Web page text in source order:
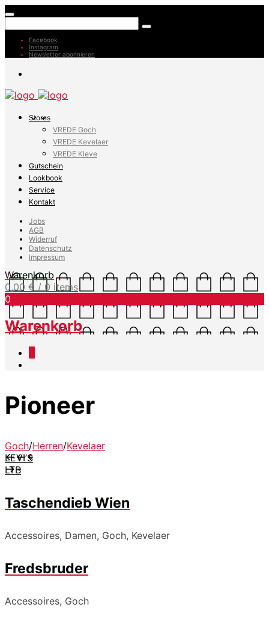
Facebook
Instagram
Newsletter abonnieren
Stores
VREDE Goch
VREDE Kevelaer
VREDE Kleve
Gutschein
Lookbook
Service
Kontakt
Jobs
AGB
Widerruf
Datenschutz
Impressum
Warenkorb
0,00 € / 0 items
0
Warenkorb
Pioneer
Goch/Herren/Kevelaer
LEVI’S
LTB
Taschendieb Wien
Accessoires, Damen, Goch, Kevelaer
Fredsbruder
Accessoires, Goch